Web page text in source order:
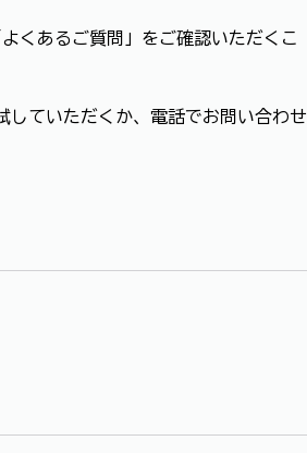
くあるご質問」をご確認いただくこ
ていただくか、電話でお問い合わせ